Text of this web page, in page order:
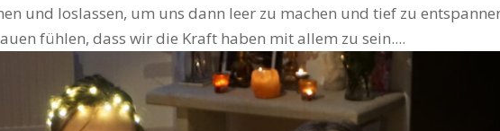
und loslassen, um uns dann leer zu machen und tief zu
fühlen, dass wir die Kraft haben mit allem zu sein....